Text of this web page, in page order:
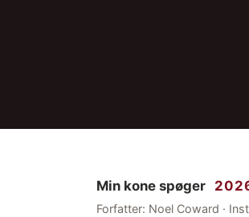
Min kone spøger
Forfatter: Noel Coward ·